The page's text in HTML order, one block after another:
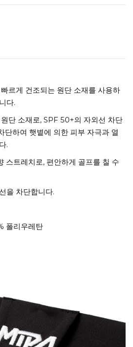
르게 건조되는 원단 소재를 사용하
다.
단 소재로, SPF 50+의 자외선 차단
하여 햇볕에 의한 피부 자극과 열
.
스트레치로, 편안하게 골프를 칠 수
을 차단합니다.
폴리우레탄